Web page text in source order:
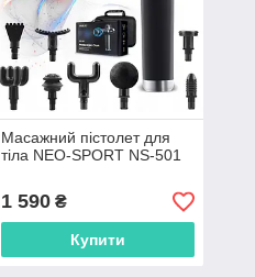
Масажний пістолет для
тіла NEO-SPORT NS-501
1 590₴
Купити